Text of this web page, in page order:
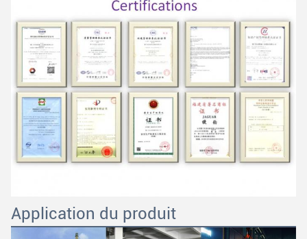
Application du produit